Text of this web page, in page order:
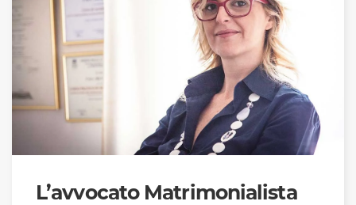
L’avvocato Matrimonialista